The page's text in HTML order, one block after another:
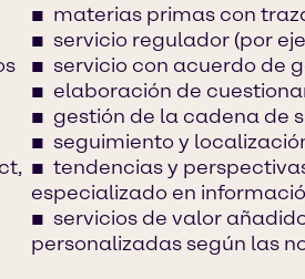
materias primas con
servicio regulador (por
servicio con acuerdo de
elaboración de
gestión de la cadena de
seguimiento y
tendencias y
especializado en
servicios de valor
personalizadas según las